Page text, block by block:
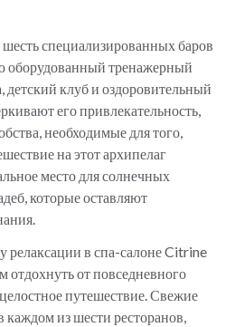
специализированных баров
оборудованный тренажерный
детский клуб и оздоровительный
его привлекательность,
необходимые для того,
на этот архипелаг
место для солнечных
которые оставляют
релаксации в спа-салоне Citrine
отдохнуть от повседневного
путешествие. Свежие
из шести ресторанов,